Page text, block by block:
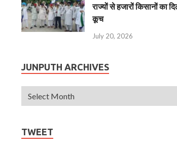
राज्यों से हजारों किसानों का
कूच
July 20, 2026
JUNPUTH ARCHIVES
TWEET